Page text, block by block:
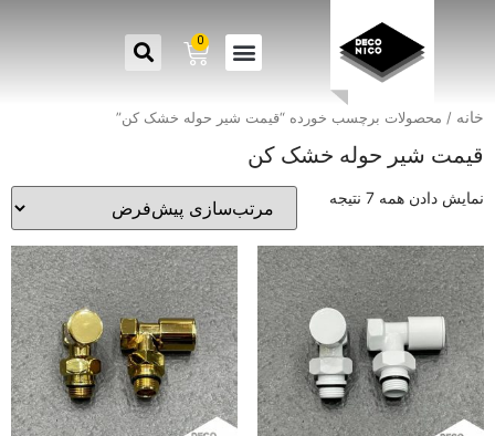
0
خانه / محصولات برچسب خورده “قیمت شیر حوله خشک کن”
قیمت شیر حوله خشک کن
نمایش دادن همه 7 نتیجه